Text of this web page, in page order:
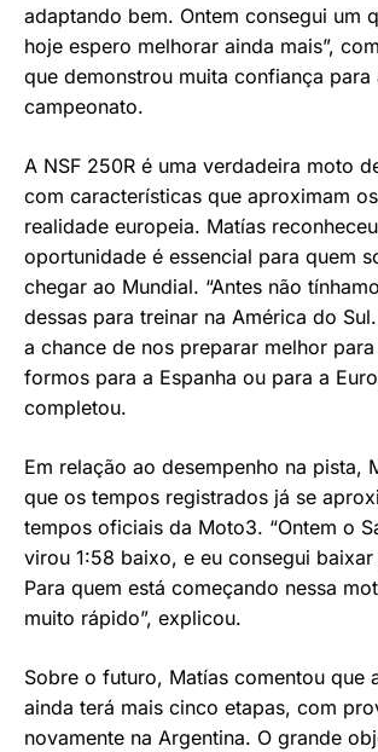
adaptando bem. Ontem consegui um
hoje espero melhorar ainda mais”,
que demonstrou muita confiança para
campeonato.
A NSF 250R é uma verdadeira moto
com características que aproximam
realidade europeia. Matías
oportunidade é essencial para quem
chegar ao Mundial. “Antes não
dessas para treinar na América do
a chance de nos preparar melhor
formos para a Espanha ou para a
completou.
Em relação ao desempenho na pista,
que os tempos registrados já se
tempos oficiais da Moto3. “Ontem o
virou 1:58 baixo, e eu consegui baixar
Para quem está começando nessa
muito rápido”, explicou.
Sobre o futuro, Matías comentou que
ainda terá mais cinco etapas, com
novamente na Argentina. O grande